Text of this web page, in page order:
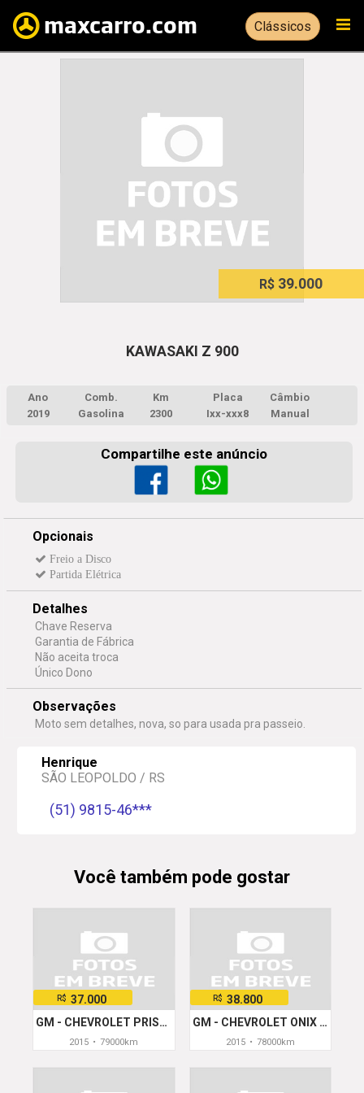
Clássicos
R$ 39.000
KAWASAKI Z 900
Ano
2019
Comb.
Gasolina
Km
2300
Placa
Ixx-xxx8
Câmbio
Manual
Compartilhe este anúncio
Opcionais
Freio a Disco
Partida Elétrica
Detalhes
Chave Reserva
Garantia de Fábrica
Não aceita troca
Único Dono
Observações
Moto sem detalhes, nova, so para usada pra passeio.
Henrique
SÃO LEOPOLDO / RS
(51) 9815-46***
Você também pode gostar
R$ 37.000
GM - CHEVROLET PRISMA Sed. LTZ 1.4 8V FlexPower 4p
2015 • 79000km
R$ 38.800
GM - CHEVROLET ONIX HATCH LTZ 1.4 8V FlexPower 5p Mec.
2015 • 78000km